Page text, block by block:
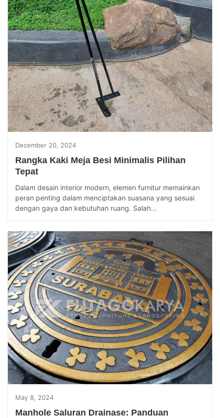
December 20, 2024
Rangka Kaki Meja Besi Minimalis Pilihan
Tepat
Dalam desain interior modern, elemen furnitur memainkan
peran penting dalam menciptakan suasana yang sesuai
dengan gaya dan kebutuhan ruang. Salah...
May 8, 2024
Manhole Saluran Drainase: Panduan